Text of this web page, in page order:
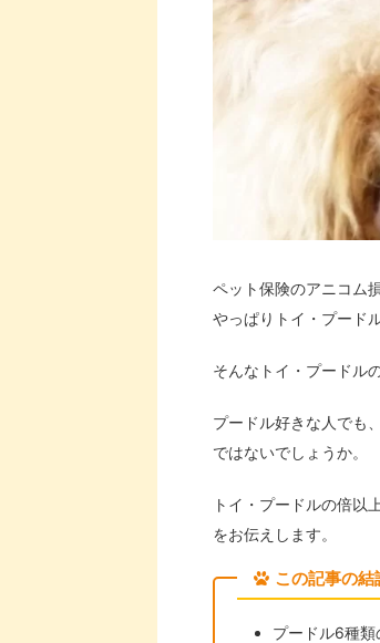
ペット保険のアニコム
やっぱりトイ・プード
そんなトイ・プードル
プードル好きな人でも
ではないでしょうか。
トイ・プードルの倍以
をお伝えします。
この記事の結
プードル6種